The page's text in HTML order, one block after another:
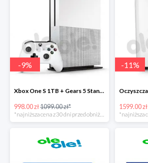
-9%
Xbox One S 1TB + Gears 5 Standard Edition + kolekcja gier
998.00 zł1099.00 zł*
-11%
1599.00 zł